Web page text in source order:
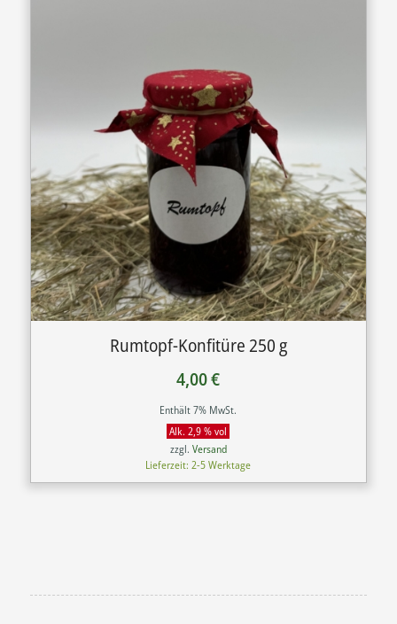
Rumtopf-Konfitüre 250 g
4,00€
Enthält 7% MwSt.
Alk. 2,9 % vol
zzgl. Versand
Lieferzeit: 2-5 Werktage